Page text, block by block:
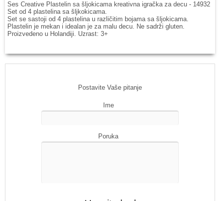
Ses Creative Plastelin sa šljokicama kreativna igračka za decu - 14932
Set od 4 plastelina sa šljkokicama.
Set se sastoji od 4 plastelina u različitim bojama sa šljokicama.
Plastelin je mekan i idealan je za malu decu. Ne sadrži gluten.
Proizvedeno u Holandiji. Uzrast: 3+
Postavite Vaše pitanje
Ime
Poruka